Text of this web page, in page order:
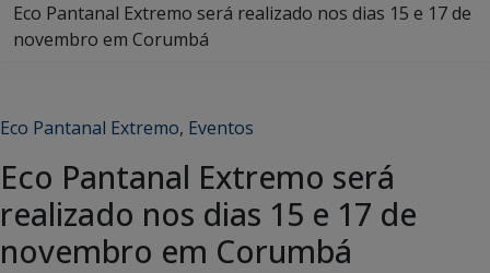
Eco Pantanal Extremo será realizado nos dias 15 e 17 de
novembro em Corumbá
Eco Pantanal Extremo, Eventos
Eco Pantanal Extremo será
realizado nos dias 15 e 17 de
novembro em Corumbá